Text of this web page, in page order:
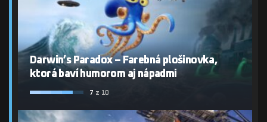
Darwin’s Paradox – Farebná plošinovka,
ktorá baví humorom aj nápadmi
7 z 10